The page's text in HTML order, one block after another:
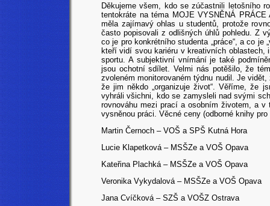
Děkujeme všem, kdo se zúčastnili letošního
tentokráte na téma MOJE VYSNĚNÁ
měla zajímavý ohlas u studentů, protože
často popisovali z odlišných úhlů pohledu. Z
co je pro konkrétního studenta „práce“, a co
kteří vidí svou kariéru v kreativních oblastech,
sportu. A subjektivní vnímání je také
jsou ochotní sdílet. Velmi nás potěšilo, že
zvoleném monitorovaném týdnu nudil. Je
že jim někdo „organizuje život“. Věříme, že
vyhráli všichni, kdo se zamysleli nad svými
rovnováhu mezi prací a osobním životem, a
vysněnou práci. Věcné ceny (odborné knihy
Martin Černoch – VOŠ a SPŠ Kutná Hora
Lucie Klapetková – MSŠZe a VOŠ Opava
Kateřina Plachká – MSŠZe a VOŠ Opava
Veronika Vykydalová – MSŠZe a VOŠ Opava
Jana Cvíčková – SZŠ a VOŠZ Ostrava